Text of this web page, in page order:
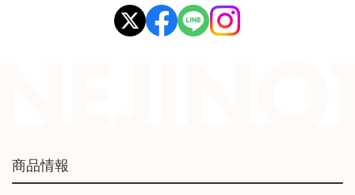
工業資材(栃木屋)
商品情報